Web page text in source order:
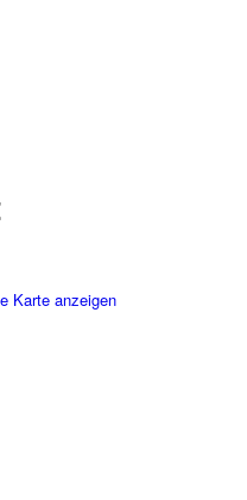
Karte anzeigen